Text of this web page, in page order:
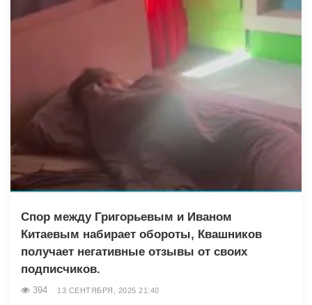
Спор между Григорьевым и Иваном
Китаевым набирает обороты, Квашников
получает негативные отзывы от своих
подписчиков.
394 13 СЕНТЯБРЯ, 2025 21:40